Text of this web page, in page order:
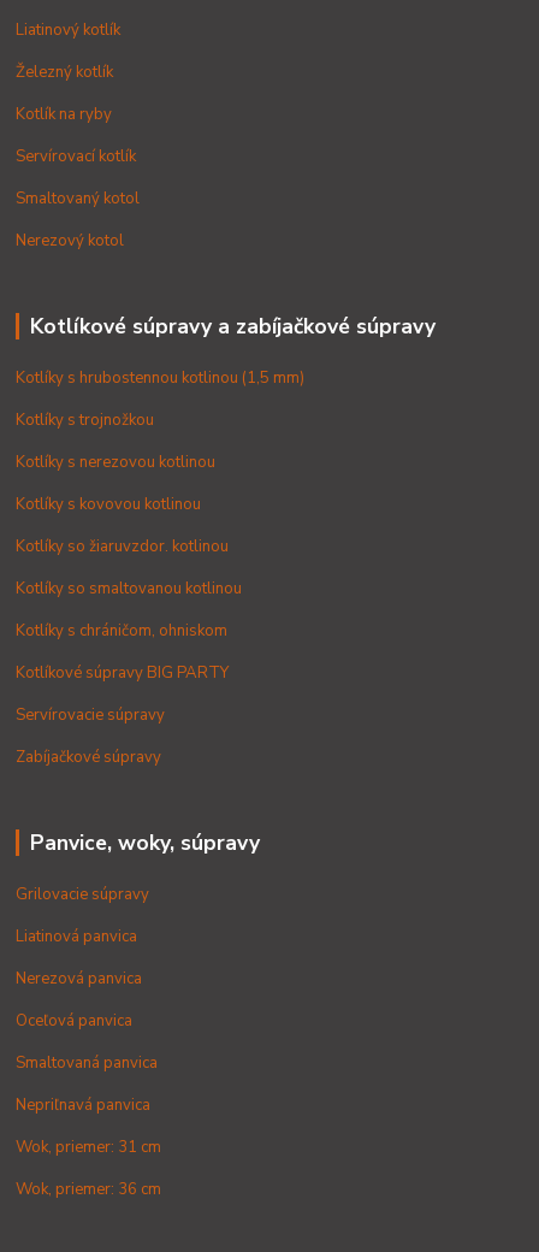
Liatinový kotlík
Železný kotlík
Kotlík na ryby
Servírovací kotlík
Smaltovaný kotol
Nerezový kotol
Kotlíkové súpravy a zabíjačkové súpravy
Kotlíky s hrubostennou kotlinou (1,5 mm)
Kotlíky s trojnožkou
Kotlíky s nerezovou kotlinou
Kotlíky s kovovou kotlinou
Kotlíky so žiaruvzdor. kotlinou
Kotlíky so smaltovanou kotlinou
Kotlíky s chráničom, ohniskom
Kotlíkové súpravy BIG PARTY
Servírovacie súpravy
Zabíjačkové súpravy
Panvice, woky, súpravy
Grilovacie súpravy
Liatinová panvica
Nerezová panvica
Oceľová panvica
Smaltovaná panvica
Nepriľnavá panvica
Wok, priemer: 31 cm
Wok, priemer: 36 cm